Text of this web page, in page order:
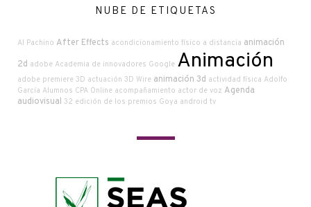
NUBE DE ETIQUETAS
Al Pachino After Effects acondicionamiento físico a distancia animación
2d adobe Academia de innovadores Google Animación
adobe premiere 3D actuación 3D Wire animación 3d actividad física Adolfo
García Alumnos CPA Online acompañamiento actor de voz Agenda
audiovisual 32 edición de los premios Goya android tv